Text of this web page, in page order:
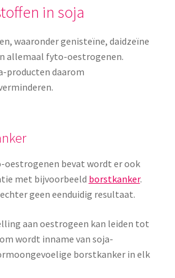
in soja
waaronder genisteïne, daidzeïne
allemaal fyto-oestrogenen.
producten daarom
oestrogenen bevat wordt er ook
met bijvoorbeeld borstkanker.
geen eenduidig resultaat.
aan oestrogeen kan leiden tot
wordt inname van soja-
borstkanker in elk